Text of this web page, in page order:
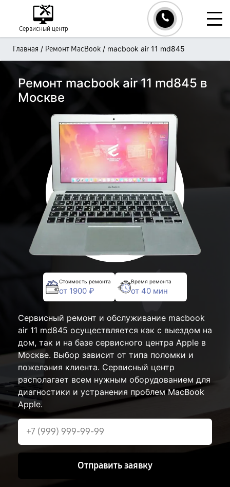
Сервисный центр
Главная / Ремонт MacBook / macbook air 11 md845
Ремонт macbook air 11 md845 в
Москве
Стоимость ремонта
от 1900 ₽
Время ремонта
от 40 мин
Сервисный ремонт и обслуживание macbook
air 11 md845 осуществляется как с выездом на
дом, так и на базе сервисного центра Apple в
Москве. Выбор зависит от типа поломки и
пожелания клиента. Сервисный центр
располагает всем нужным оборудованием для
диагностики и устранения проблем MacBook
Apple.
Отправить заявку